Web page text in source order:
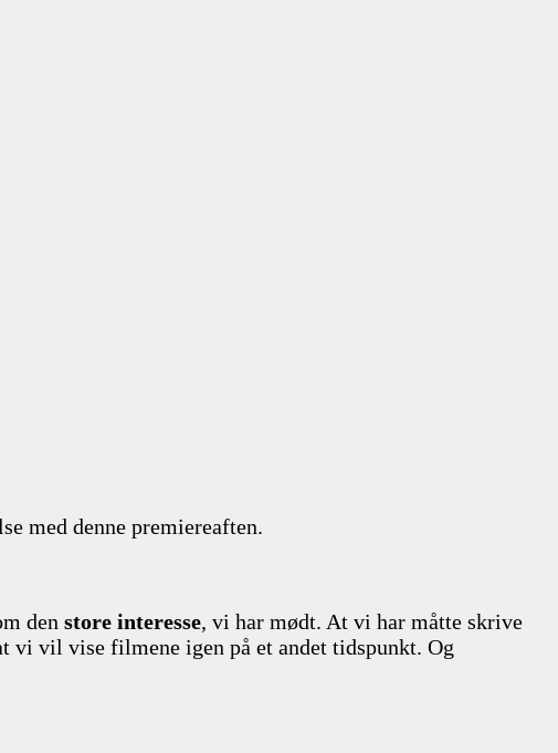
med denne premiereaften.
den store interesse, vi har mødt. At vi har måtte skrive
vi vil vise filmene igen på et andet tidspunkt. Og